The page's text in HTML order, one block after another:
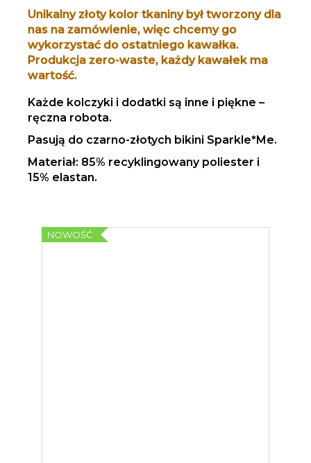
Unikalny złoty kolor tkaniny był tworzony dla
nas na zamówienie, więc chcemy go
wykorzystać do ostatniego kawałka.
Produkcja zero-waste, każdy kawałek ma
wartość.
Każde kolczyki i dodatki są inne i piękne –
ręczna robota.
Pasują do czarno-złotych bikini Sparkle*Me.
Materiał: 85% recyklingowany poliester i
15% elastan.
NOWOŚĆ